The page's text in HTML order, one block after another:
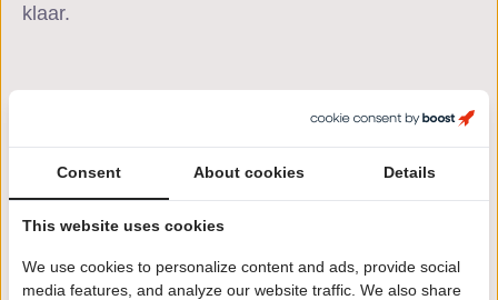
klaar.
Direct vacatures data analist
bekijken?
Wil je direct onze vacatures data analist bekijken?
Consent About cookies Details
This website uses cookies
We use cookies to personalize content and ads, provide social
media features, and analyze our website traffic. We also share